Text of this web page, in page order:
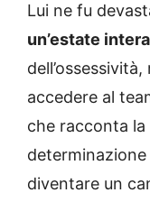
Lui ne fu
un’estate intera
accedere al
che racconta la
diventare un